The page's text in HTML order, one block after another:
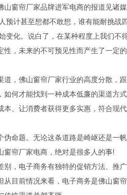
窗帘厂家品牌进军电商的报道见诸媒
甚至想都不敢想，谁有能耐挑战
化。说白了，在某种程度上我们不
，未来的不可预见性而产生了一定
，佛山窗帘厂家行业的高度分散，
何才能找到一种成本低廉的渠道方
、让消费者获得更多实惠，符合现
题。无论这条道路是崎岖还是一帆
窗帘厂家电商，绝对是很多人的事!
，电子商务有独特的促销方法、推
目前情况来看，电子商务是佛山窗